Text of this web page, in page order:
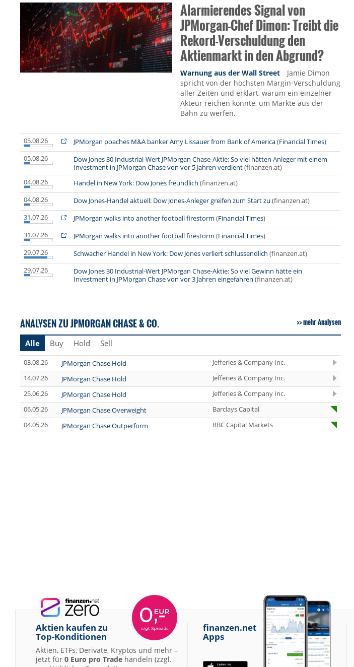
Alarmierendes Signal von
JPMorgan-Chef Dimon: Treibt die
Rekord-Verschuldung den
Aktienmarkt in den Abgrund?
Warnung aus der Wall Street
Jamie Dimon
spricht von der höchsten Margin-Verschuldung
aller Zeiten und erklärt, warum ein einzelner
Akteur reichen könnte, um Märkte aus der
Bahn zu werfen.
05.08.26 JPMorgan poaches M&A banker Amy Lissauer from Bank of America(Financial Times)
05.08.26
Dow Jones 30 Industrial-Wert JPMorgan Chase-Aktie: So viel hätten Anleger mit einem
Investment in JPMorgan Chase von vor 5 Jahren verdient(finanzen.at)
04.08.26
Handel in New York: Dow Jones freundlich (finanzen.at)
04.08.26
Dow Jones-Handel aktuell: Dow Jones-Anleger greifen zum Start zu (finanzen.at)
31.07.26
JPMorgan walks into another football firestorm (Financial Times)
31.07.26
JPMorgan walks into another football firestorm (Financial Times)
29.07.26
Schwacher Handel in New York: Dow Jones verliert schlussendlich (finanzen.at)
29.07.26
Dow Jones 30 Industrial-Wert JPMorgan Chase-Aktie: So viel Gewinn hätte ein
Investment in JPMorgan Chase von vor 3 Jahren eingefahren (finanzen.at)
ANALYSEN ZU JPMORGAN CHASE & CO. mehr Analysen
Alle Buy Hold Sell
03.08.26 JPMorgan Chase Hold
Jefferies & Company Inc.
14.07.26
JPMorgan Chase Hold
Jefferies & Company Inc.
25.06.26
JPMorgan Chase Hold
Jefferies & Company Inc.
06.05.26
JPMorgan Chase Overweight
Barclays Capital
04.05.26
JPMorgan Chase Outperform RBC Capital Markets
Aktien kaufen zu
Top-Konditionen
Aktien, ETFs, Derivate, Kryptos und mehr –
jetzt für 0 Euro pro Trade handeln (zzgl.
finanzen.net
Apps